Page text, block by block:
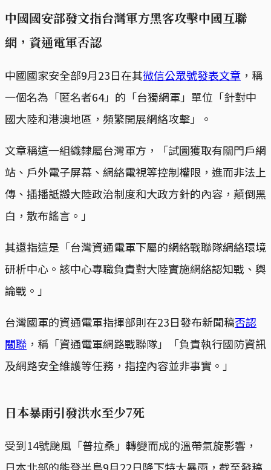
中國國安部發文指台灣軍方黑客攻擊中國互聯
網，資通電軍否認
中國國家安全部9月23日在其微信公眾號發表文章 ，稱
一個名為「匿名者64」的「台獨網軍」單位「針對中
國大陸和港澳地區，頻繁開展網絡攻擊」。
文章稱這一組織隸屬台灣軍方，「試圖獲取有關門戶網
站、戶外電子屏幕、網絡電視等控制權限，進而非法上
傳、插播詆譭大陸政治制度和大政方針的內容，顛倒黑
白，散布謠言。」
其還指這是「台灣資通電軍下屬的網絡戰聯隊網絡環境
研析中心。該中心專職負責對大陸實施網絡認知戰、輿
論戰。」
台灣國軍的資通電軍指揮部則在23日發布新聞稿否認
關聯 ，稱「資通電軍網路戰聯隊」「負責執行國防資訊
及網路安全維護等任務，指控內容並非事實。」
日本暴雨引發洪水至少7死
受到14號颱風「普拉桑」轉變而成的溫帶氣旋影響，